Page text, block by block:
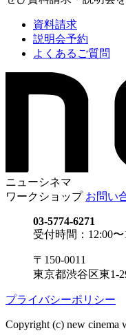
資料請求
説明会予約
よくあるご質問
ニューシネマ
ワークショップ お問い
03-5774-6271
受付時間：12:00〜
〒150-0011
東京都渋谷区東1-
プライバシーポリシー
Copyright (c) new cinema